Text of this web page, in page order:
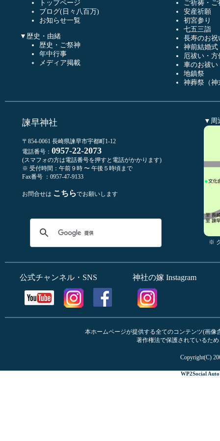
トップページ
ブログ(日々八百万)
お知らせ一覧
▼歴史・由緒
歴史・ご祭神
年中行事
メディア掲載
ご祈祷・
安産祈願
初宮参り
七五三詣
長寿のお祝
神前結婚式
厄祓い・方
車のお祓い
地鎮祭
神葬祭（神
諫早神社
〒854-0061 長崎県諫早市宇都町1-12
電話番号： 0957-22-2073
(スマフォの方は電話番号を押すと電話がかかります)
※ 受付時間：午前９時 〜 午後５時頃まで
Fax番号 ：0957-47-9133
お問合せは こちらでお願いします
▼周
※
公式チャンネル・SNS 神社の嫁 Instagram
本ホームページが提供する全てのコンテンツ(画
著作権法で保護されているた
Copyright(C)
WP2Social